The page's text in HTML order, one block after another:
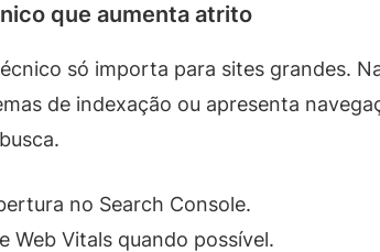
que aumenta atrito
só importa para sites grandes.
de indexação ou apresenta
no Search Console.
Web Vitals quando possível.